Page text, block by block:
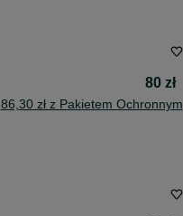
80 zł
86,30 zł z Pakietem Ochronnym